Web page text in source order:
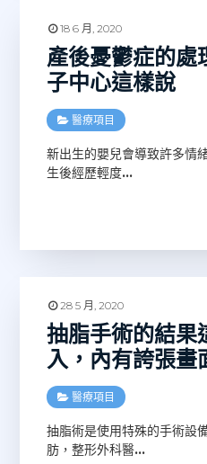
18 6 月, 2020
產後憂鬱症的處
子中心這樣說
醫療項目
新出生的嬰兒會導致許多情
生後經歷輕度…
28 5 月, 2020
抽脂手術的結果
入，內有誇張畫
醫療項目
抽脂術是使用特殊的手術設
肪，整形外科醫…